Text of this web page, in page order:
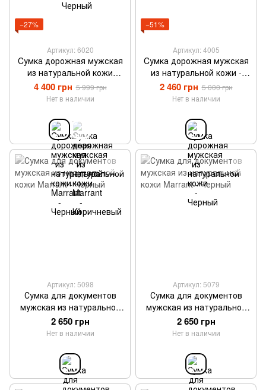
−27%
Артикул: 6020
Cумка дорожная мужская
из натуральной кожи
Marrant - Черный
4 400 грн 5 999 грн
Нет в наличии
−51%
Артикул: 4005
Cумка дорожная мужская
из натуральной кожи -
Черный
2 460 грн 5 000 грн
Нет в наличии
Артикул: 5098
Сумка для документов
мужская из натуральной
кожи Marrant - Черный
2 650 грн
Нет в наличии
Артикул: 5079
Сумка для документов
мужская из натуральной
кожи Marrant - Черный
2 650 грн
Нет в наличии